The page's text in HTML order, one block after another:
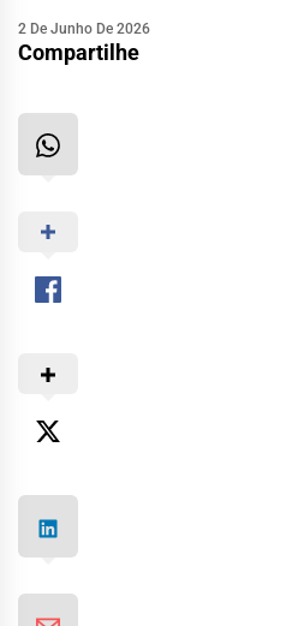
2 De Junho De 2026
Compartilhe